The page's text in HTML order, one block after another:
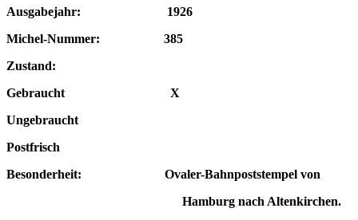
Ausgabejahr: 1926
Michel-Nummer: 385
Zustand:
Gebraucht X
Ungebraucht
Postfrisch
Besonderheit: Ovaler-Bahnpoststempel von
Hamburg nach Altenkirchen.